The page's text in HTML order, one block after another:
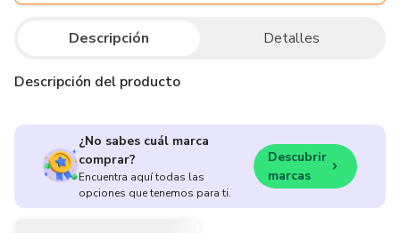
Descripción Detalles
Descripción del producto
¿No sabes cuál marca
comprar?
Encuentra aquí todas las
opciones que tenemos para ti.
Descubrir
marcas